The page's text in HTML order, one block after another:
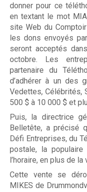
Billet de
JOURNÉE
Nous joindre
donner pour ce
en textant le mot
site Web du
les dons envoyés
seront acceptés
octobre. Les
partenaire du
d’adhérer à un des
Vedettes, Célébrités,
500 $ à 10 000 $ et
Puis, la directrice
Belletête, a précisé
Défi Entreprises, du
postale, la populaire
l’horaire, en plus de
Cette vente se
MIKES de